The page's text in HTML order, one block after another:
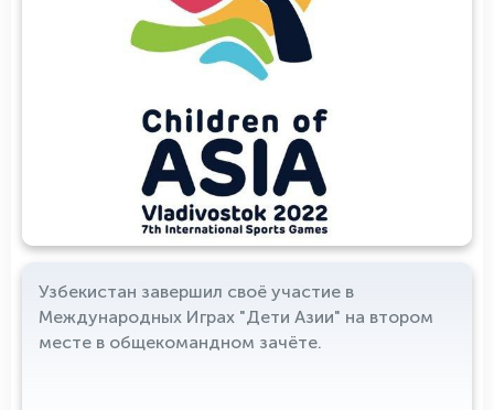
Узбекистан завершил своё участие в
Международных Играх "Дети Азии" на втором
месте в общекомандном зачёте.